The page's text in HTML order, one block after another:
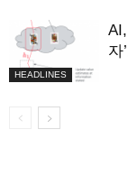
HEADLINES
자